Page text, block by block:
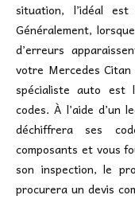
situation, l’idéal
Généralement,
d’erreurs
votre Mercedes
spécialiste auto est
codes. À l’aide d’un
déchiffrera ses
composants et vous
son inspection, le
procurera un devis